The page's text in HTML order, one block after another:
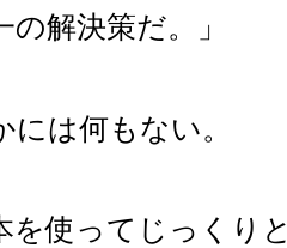
解決策だ。」
は何もない。
を使ってじっくり